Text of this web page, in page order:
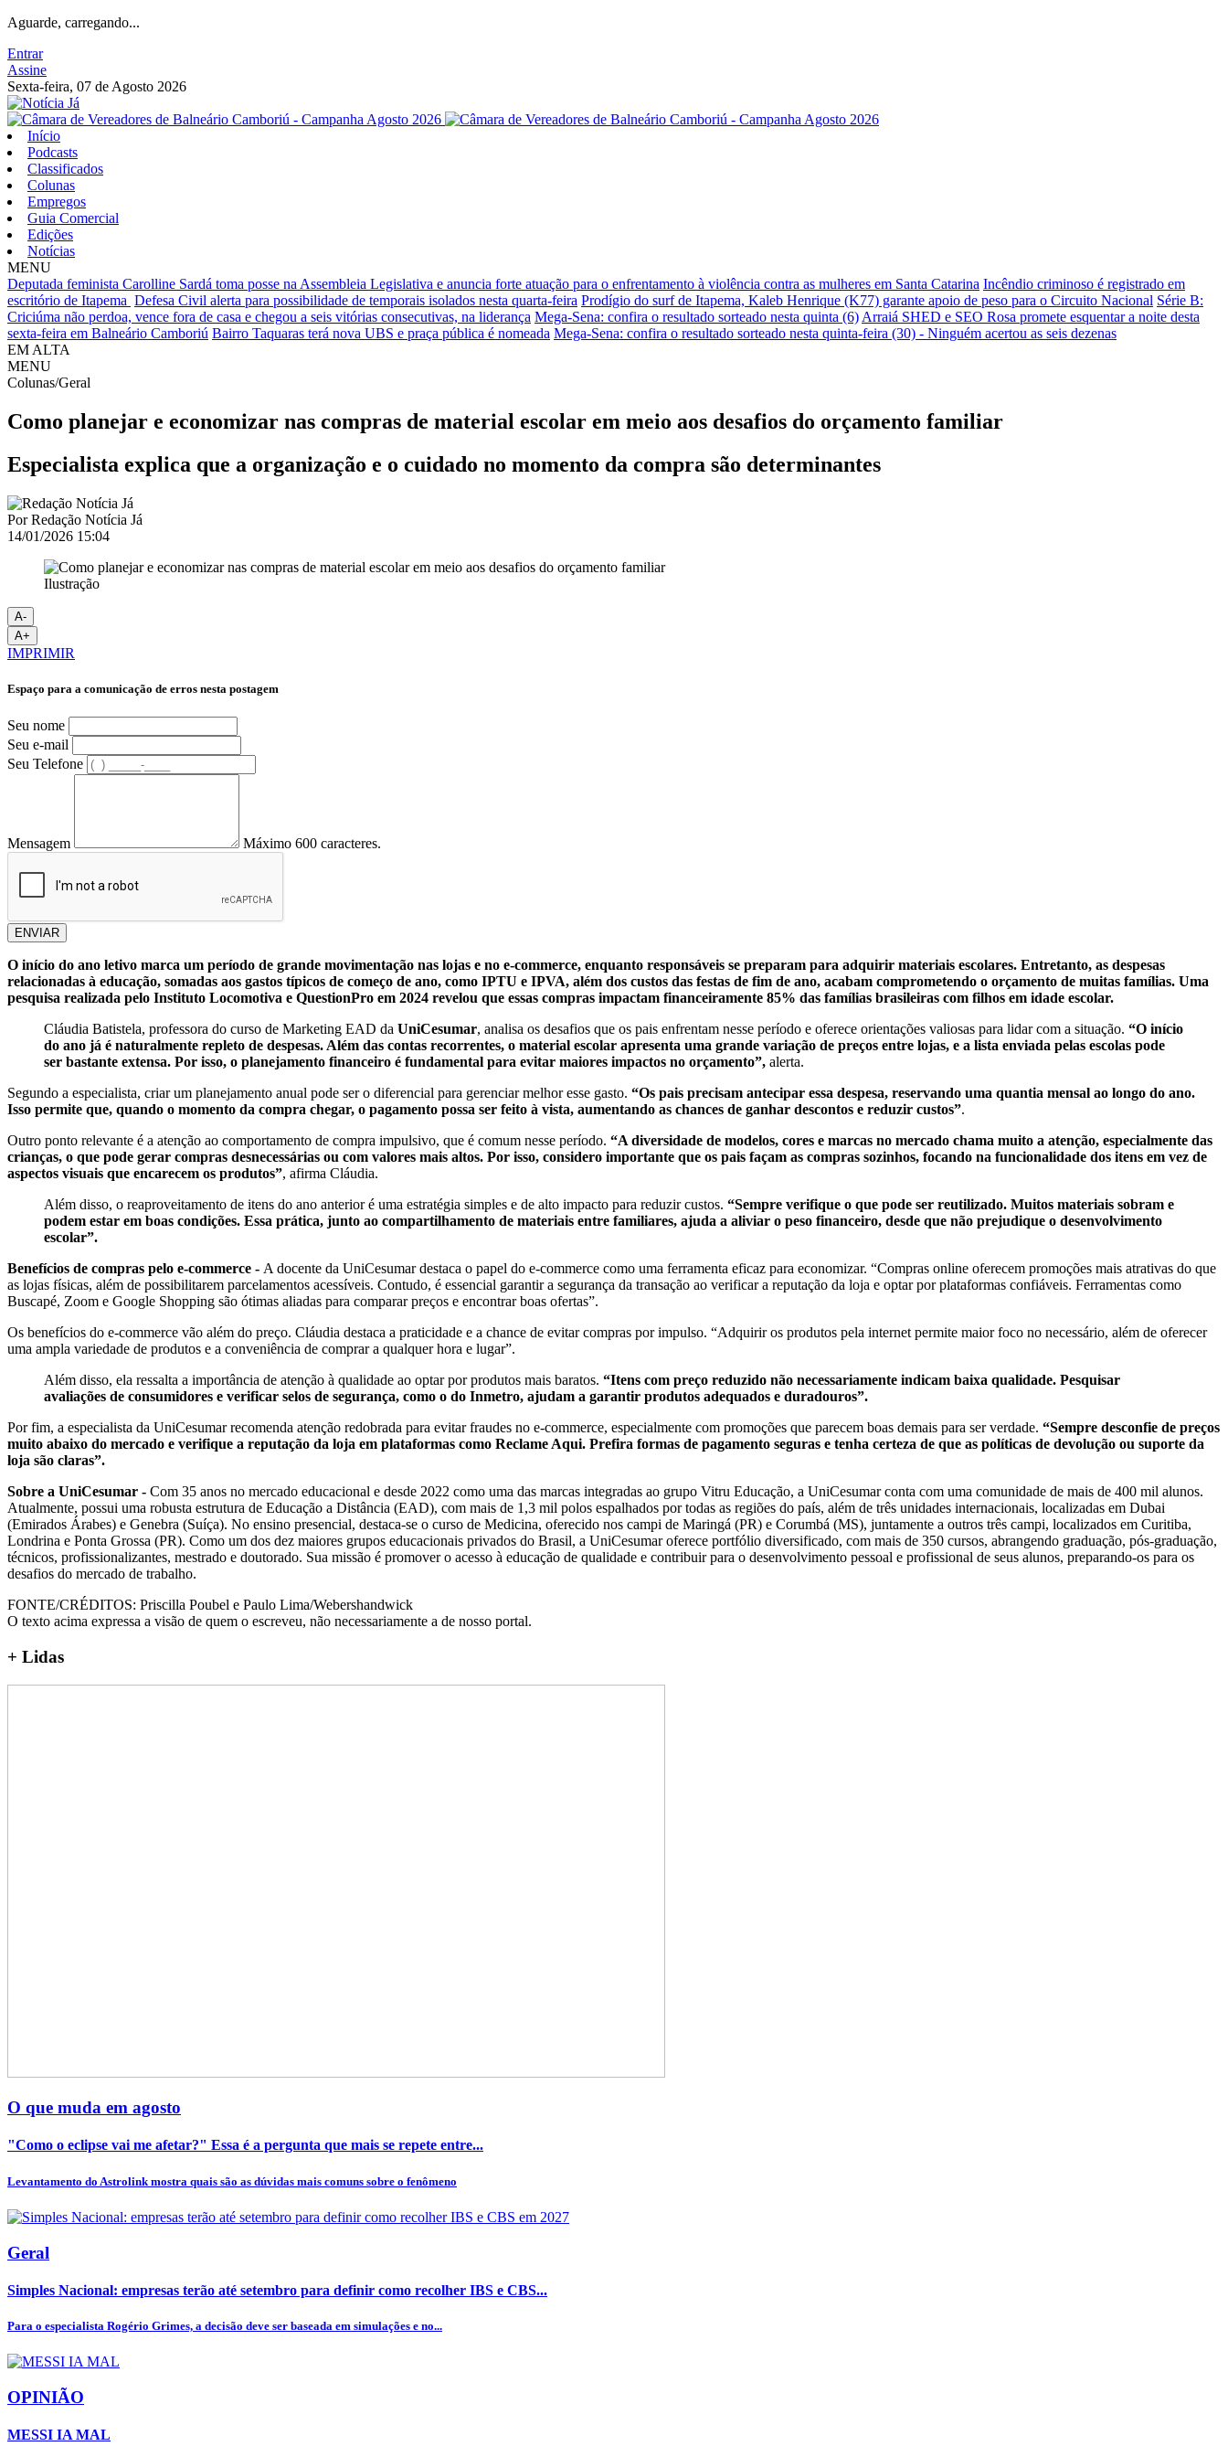
Aguarde, carregando...
Entrar
Assine
Sexta-feira, 07 de Agosto 2026
Início
Podcasts
Classificados
Colunas
Empregos
Guia Comercial
Edições
Notícias
MENU
Deputada feminista Carolline Sardá toma posse na Assembleia Legislativa e anuncia forte atuação para o enfrentamento à violência contra as mulheres em Santa Catarina Incêndio criminoso é registrado em
escritório de Itapema Defesa Civil alerta para possibilidade de temporais isolados nesta quarta-feira Prodígio do surf de Itapema, Kaleb Henrique (K77) garante apoio de peso para o Circuito Nacional Série B:
Criciúma não perdoa, vence fora de casa e chegou a seis vitórias consecutivas, na liderança Mega-Sena: confira o resultado sorteado nesta quinta (6) Arraiá SHED e SEO Rosa promete esquentar a noite desta
sexta-feira em Balneário Camboriú Bairro Taquaras terá nova UBS e praça pública é nomeada Mega-Sena: confira o resultado sorteado nesta quinta-feira (30) - Ninguém acertou as seis dezenas
EM ALTA
MENU
Colunas/Geral
Como planejar e economizar nas compras de material escolar em meio aos desafios do orçamento familiar
Especialista explica que a organização e o cuidado no momento da compra são determinantes
PorRedação Notícia Já
14/01/2026 15:04
Ilustração
A-
A+
IMPRIMIR
Espaço para a comunicação de erros nesta postagem
Seu nome
Seu e-mail
Seu Telefone
Mensagem Máximo 600 caracteres.
ENVIAR
O início do ano letivo marca um período de grande movimentação nas lojas e no e-commerce, enquanto responsáveis se preparam para adquirir materiais escolares. Entretanto, as despesas
relacionadas à educação, somadas aos gastos típicos de começo de ano, como IPTU e IPVA, além dos custos das festas de fim de ano, acabam comprometendo o orçamento de muitas famílias. Uma
pesquisa realizada pelo Instituto Locomotiva e QuestionPro em 2024 revelou que essas compras impactam financeiramente 85% das famílias brasileiras com filhos em idade escolar.
Cláudia Batistela, professora do curso de Marketing EAD da UniCesumar, analisa os desafios que os pais enfrentam nesse período e oferece orientações valiosas para lidar com a situação. “O início
do ano já é naturalmente repleto de despesas. Além das contas recorrentes, o material escolar apresenta uma grande variação de preços entre lojas, e a lista enviada pelas escolas pode
ser bastante extensa. Por isso, o planejamento financeiro é fundamental para evitar maiores impactos no orçamento”, alerta.
Segundo a especialista, criar um planejamento anual pode ser o diferencial para gerenciar melhor esse gasto. “Os pais precisam antecipar essa despesa, reservando uma quantia mensal ao longo do ano.
Isso permite que, quando o momento da compra chegar, o pagamento possa ser feito à vista, aumentando as chances de ganhar descontos e reduzir custos”.
Outro ponto relevante é a atenção ao comportamento de compra impulsivo, que é comum nesse período. “A diversidade de modelos, cores e marcas no mercado chama muito a atenção, especialmente das
crianças, o que pode gerar compras desnecessárias ou com valores mais altos. Por isso, considero importante que os pais façam as compras sozinhos, focando na funcionalidade dos itens em vez de
aspectos visuais que encarecem os produtos”, afirma Cláudia.
Além disso, o reaproveitamento de itens do ano anterior é uma estratégia simples e de alto impacto para reduzir custos. “Sempre verifique o que pode ser reutilizado. Muitos materiais sobram e
podem estar em boas condições. Essa prática, junto ao compartilhamento de materiais entre familiares, ajuda a aliviar o peso financeiro, desde que não prejudique o desenvolvimento
escolar”.
Benefícios de compras pelo e-commerce - A docente da UniCesumar destaca o papel do e-commerce como uma ferramenta eficaz para economizar. “Compras online oferecem promoções mais atrativas do que
as lojas físicas, além de possibilitarem parcelamentos acessíveis. Contudo, é essencial garantir a segurança da transação ao verificar a reputação da loja e optar por plataformas confiáveis. Ferramentas como
Buscapé, Zoom e Google Shopping são ótimas aliadas para comparar preços e encontrar boas ofertas”.
Os benefícios do e-commerce vão além do preço. Cláudia destaca a praticidade e a chance de evitar compras por impulso. “Adquirir os produtos pela internet permite maior foco no necessário, além de oferecer
uma ampla variedade de produtos e a conveniência de comprar a qualquer hora e lugar”.
Além disso, ela ressalta a importância de atenção à qualidade ao optar por produtos mais baratos. “Itens com preço reduzido não necessariamente indicam baixa qualidade. Pesquisar
avaliações de consumidores e verificar selos de segurança, como o do Inmetro, ajudam a garantir produtos adequados e duradouros”.
Por fim, a especialista da UniCesumar recomenda atenção redobrada para evitar fraudes no e-commerce, especialmente com promoções que parecem boas demais para ser verdade. “Sempre desconfie de preços
muito abaixo do mercado e verifique a reputação da loja em plataformas como Reclame Aqui. Prefira formas de pagamento seguras e tenha certeza de que as políticas de devolução ou suporte da
loja são claras”.
Sobre a UniCesumar - Com 35 anos no mercado educacional e desde 2022 como uma das marcas integradas ao grupo Vitru Educação, a UniCesumar conta com uma comunidade de mais de 400 mil alunos.
Atualmente, possui uma robusta estrutura de Educação a Distância (EAD), com mais de 1,3 mil polos espalhados por todas as regiões do país, além de três unidades internacionais, localizadas em Dubai
(Emirados Árabes) e Genebra (Suíça). No ensino presencial, destaca-se o curso de Medicina, oferecido nos campi de Maringá (PR) e Corumbá (MS), juntamente a outros três campi, localizados em Curitiba,
Londrina e Ponta Grossa (PR). Como um dos dez maiores grupos educacionais privados do Brasil, a UniCesumar oferece portfólio diversificado, com mais de 350 cursos, abrangendo graduação, pós-graduação,
técnicos, profissionalizantes, mestrado e doutorado. Sua missão é promover o acesso à educação de qualidade e contribuir para o desenvolvimento pessoal e profissional de seus alunos, preparando-os para os
desafios do mercado de trabalho.
FONTE/CRÉDITOS: Priscilla Poubel e Paulo Lima/Webershandwick
O texto acima expressa a visão de quem o escreveu, não necessariamente a de nosso portal.
+ Lidas
O que muda em agosto
"Como o eclipse vai me afetar?" Essa é a pergunta que mais se repete entre...
Levantamento do Astrolink mostra quais são as dúvidas mais comuns sobre o fenômeno
Geral
Simples Nacional: empresas terão até setembro para definir como recolher IBS e CBS...
Para o especialista Rogério Grimes, a decisão deve ser baseada em simulações e no...
OPINIÃO
MESSI IA MAL